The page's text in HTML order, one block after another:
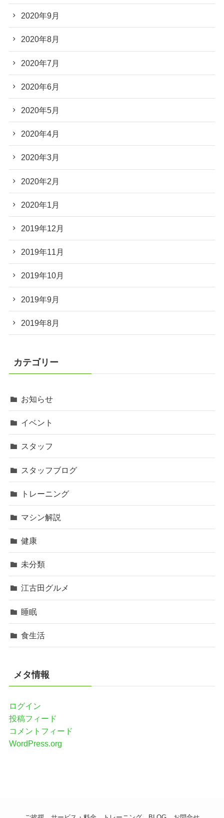
2020年9月
2020年8月
2020年7月
2020年6月
2020年5月
2020年4月
2020年3月
2020年2月
2020年1月
2019年12月
2019年11月
2019年10月
2019年9月
2019年8月
カテゴリー
お知らせ
イベント
スタッフ
スタッフブログ
トレーニング
マシン解説
健康
未分類
江古田グルメ
睡眠
食生活
メタ情報
ログイン
投稿フィード
コメントフィード
WordPress.org